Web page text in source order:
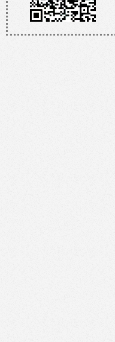
机器人商店O2O模式受追捧
[2014-11-07]